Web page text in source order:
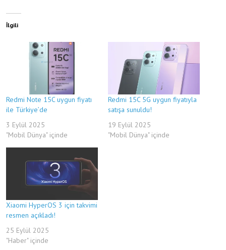
İlgili
Redmi Note 15C uygun fiyatı
ile Türkiye’de
3 Eylül 2025
"Mobil Dünya" içinde
Redmi 15C 5G uygun fiyatıyla
satışa sunuldu!
19 Eylül 2025
"Mobil Dünya" içinde
Xiaomi HyperOS 3 için takvimi
resmen açıkladı!
25 Eylül 2025
"Haber" içinde